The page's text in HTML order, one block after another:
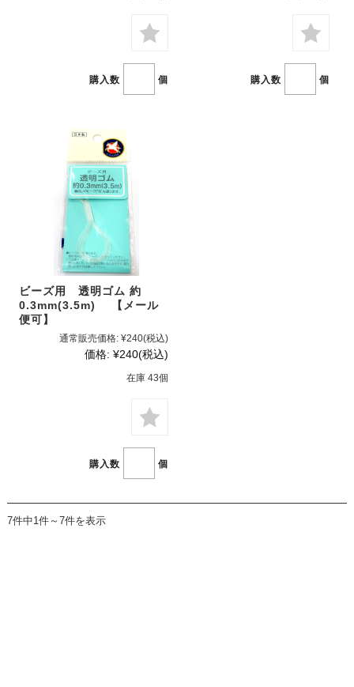
購入数 個 購入数 個
ビーズ用 透明ゴム 約
0.3mm(3.5m) 【メール
便可】
通常販売価格: ¥240(税込)
価格: ¥240(税込)
在庫 43個
購入数 個
7件中1件～7件を表示